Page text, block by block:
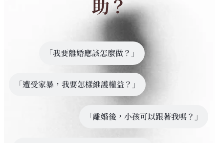
助？
「我要離婚應該怎麼做？」
「遭受家暴，我要怎樣維護權益？」
「離婚後，小孩可以跟著我嗎？」